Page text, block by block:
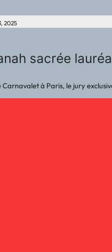
2025
sacrée
Carnavalet à Paris, le jury